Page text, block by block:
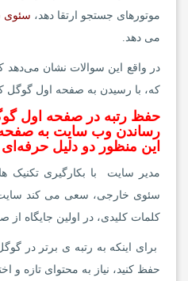
موتورهای جستجو ارتقا دهد، سئوی
می دهد.
در واقع این سوالات نشان می‌دهد
که، با رسیدن به صفحه اول گوگل
حفظ رتبه در صفحه اول
رساندن وب سایت به
این منظور دو دلیل
مدیر سایت با بکارگیری تکنیک
سئوی خارجی، سعی می کند
کلمات کلیدی، در اولین جایگاه
برای اینکه به رتبه ی برتر در
حفظ کنید، نیاز به محتوای تازه و